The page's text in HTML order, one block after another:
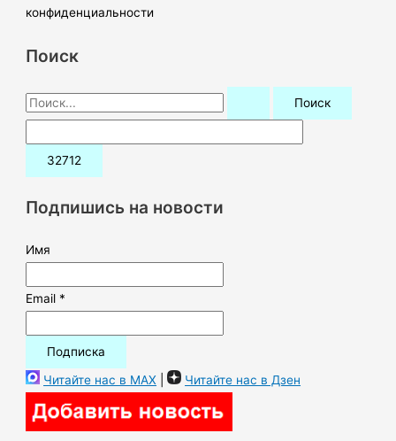
конфиденциальности
Поиск
П
о
и
:Подпишись на новости
Имя
Email *
Читайте нас в MAX | Читайте нас в Дзен